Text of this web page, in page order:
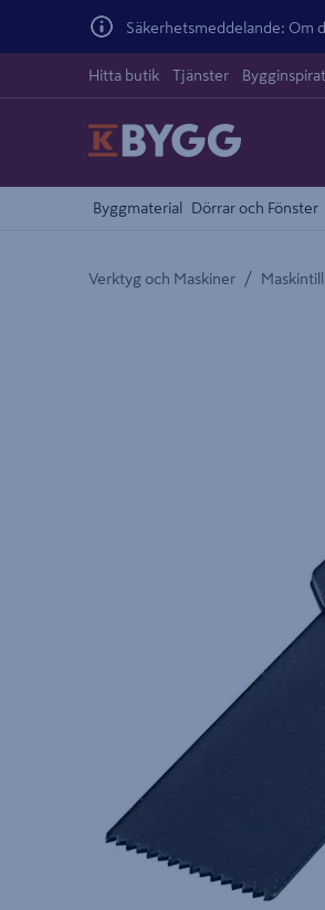
Säkerhetsmeddelande: Om
Hitta butik Tjänster
Byggmaterial Dörrar och Fönster
Verktyg och Maskiner /